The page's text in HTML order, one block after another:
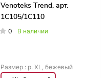
Venoteks Trend, арт.
1C105/1C110
0 В наличии
Размер : р. XL, бежевый